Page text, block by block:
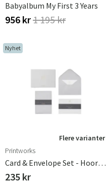
Babyalbum My First 3 Years
956 kr1 195 kr
Nyhet
Flere varianter
Printworks
Card & Envelope Set - Hooray Grey
235 kr